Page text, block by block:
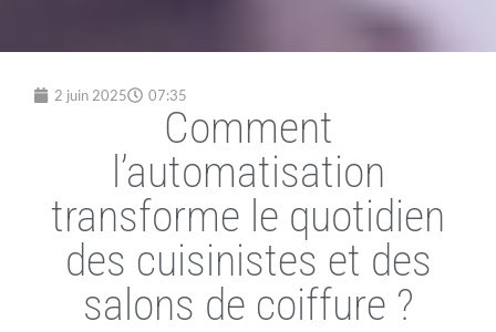
2 juin 2025 07:35
Comment
l’automatisation
transforme le quotidien
des cuisinistes et des
salons de coiffure ?